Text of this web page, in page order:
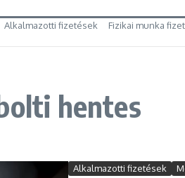
Alkalmazotti fizetések Fizikai munka
hentes
Alkalmazotti fizetések